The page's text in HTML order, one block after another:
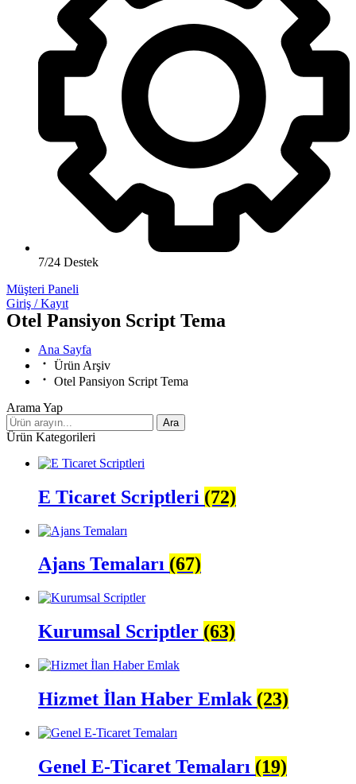
7/24 Destek
Müşteri Paneli
Giriş / Kayıt
Otel Pansiyon Script Tema
Ana Sayfa
Ürün Arşiv
Otel Pansiyon Script Tema
Arama Yap
Ara
Ürün Kategorileri
E Ticaret Scriptleri (72)
Ajans Temaları (67)
Kurumsal Scriptler (63)
Hizmet İlan Haber Emlak (23)
Genel E-Ticaret Temaları (19)